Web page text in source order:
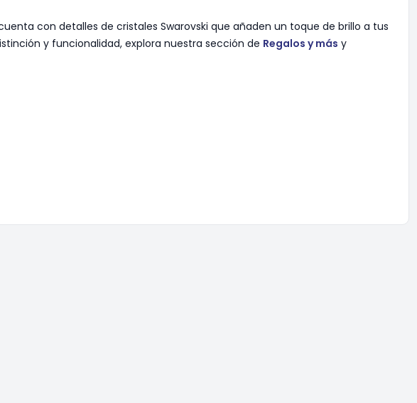
con detalles de cristales Swarovski que añaden un toque de brillo a tus
y funcionalidad, explora nuestra sección de Regalos y más y